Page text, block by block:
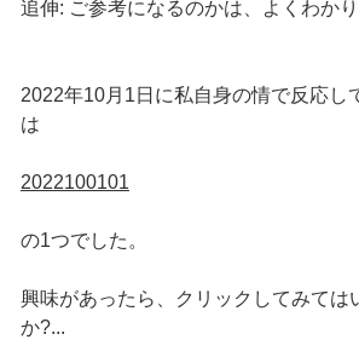
追伸: ご参考になるのかは、よくわかり
2022年10月1日に私自身の情で反応し
は
2022100101
の1つでした。
興味があったら、クリックしてみては
か?...